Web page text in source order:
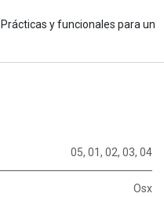
Prácticas y funcionales para un
05, 01, 02, 03, 04
Osx